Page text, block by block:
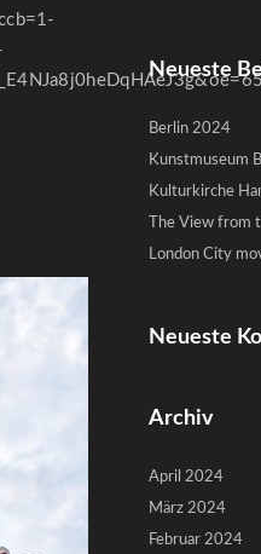
Neueste
Berlin 2024
Kunstmuseum
Kulturkirche
The View from
London City
Neueste
Archiv
April 2024
März 2024
Februar 2024